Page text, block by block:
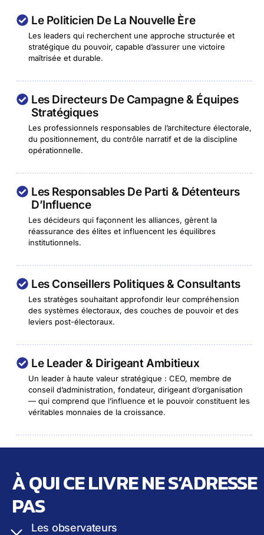
Le Politicien De La Nouvelle Ère
Les leaders qui recherchent une approche structurée et
stratégique du pouvoir, capable d’assurer une victoire
maîtrisée et durable.
Les Directeurs De Campagne & Équipes
Stratégiques
Les professionnels responsables de l’architecture électorale,
du positionnement, du contrôle narratif et de la discipline
opérationnelle.
Les Responsables De Parti & Détenteurs
D’Influence
Les décideurs qui façonnent les alliances, gèrent la
réassurance des élites et influencent les équilibres
institutionnels.
Les Conseillers Politiques & Consultants
Les stratèges souhaitant approfondir leur compréhension
des systèmes électoraux, des couches de pouvoir et des
leviers post-électoraux.
Le Leader & Dirigeant Ambitieux
Un leader à haute valeur stratégique : CEO, membre de
conseil d’administration, fondateur, dirigeant d’organisation
— qui comprend que l’influence et le pouvoir constituent les
véritables monnaies de la croissance.
À QUI CE LIVRE NE S’ADRESSE
PAS
Les observateurs